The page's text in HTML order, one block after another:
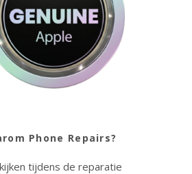
Phone Repairs?
tijdens de reparatie